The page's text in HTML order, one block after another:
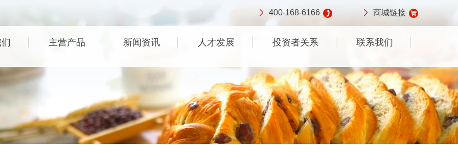
400-168-6166 商城链接
主营产品 新闻资讯 人才发展 投资者关系 联系我们